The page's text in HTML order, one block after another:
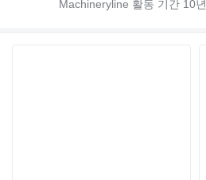
Machineryline 활동 기간 10년